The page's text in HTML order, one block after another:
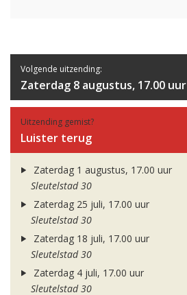
Volgende uitzending:
Zaterdag 8 augustus, 17.00 uur
Uitzending gemist?
Luister terug
Zaterdag 1 augustus, 17.00 uur
Sleutelstad 30
Zaterdag 25 juli, 17.00 uur
Sleutelstad 30
Zaterdag 18 juli, 17.00 uur
Sleutelstad 30
Zaterdag 4 juli, 17.00 uur
Sleutelstad 30